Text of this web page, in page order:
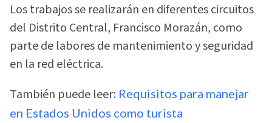
Los trabajos se realizarán en diferentes circuitos
del Distrito Central, Francisco Morazán, como
parte de labores de mantenimiento y seguridad
en la red eléctrica.
También puede leer: Requisitos para manejar
en Estados Unidos como turista